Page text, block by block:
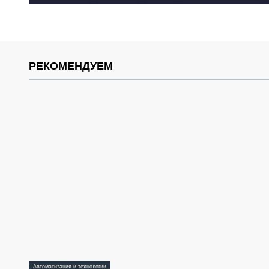
РЕКОМЕНДУЕМ
Автоматизация и технологии